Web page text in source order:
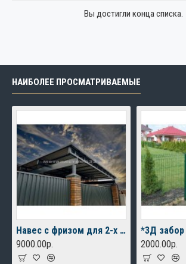
Вы достигли конца списка.
НАИБОЛЕЕ ПРОСМАТРИВАЕМЫЕ
Навес с фризом для 2-х автомобилей
9000.00р.
2000.00р.